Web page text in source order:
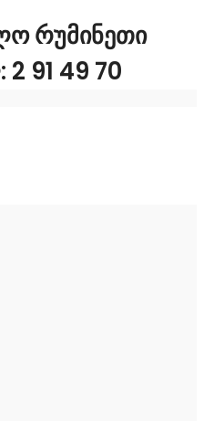
ᲠᲣᲛᲘᲜᲔᲗᲘ
91 49 70